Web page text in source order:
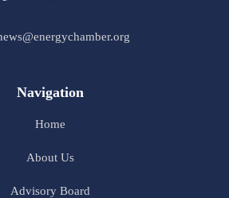
Navigation
Home
About Us
Advisory Board